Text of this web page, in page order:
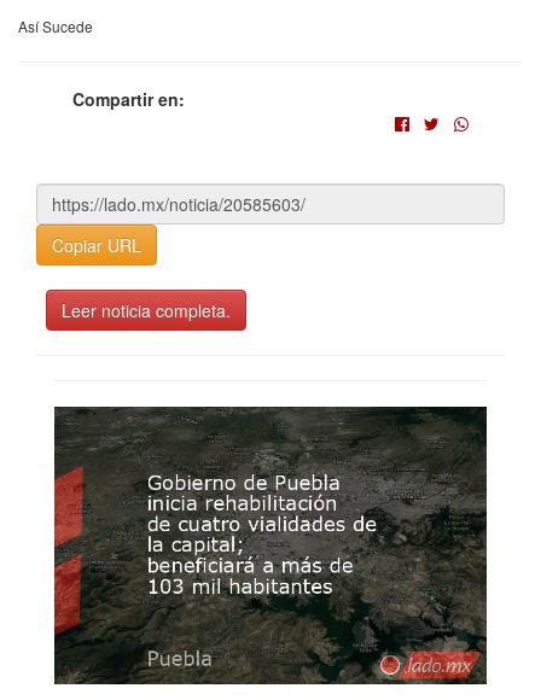
Así Sucede
Compartir en:
Copiar URL
Leer noticia completa.